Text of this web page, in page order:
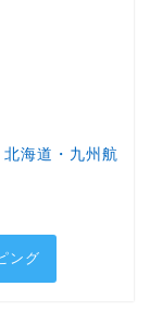
海道・九州航
ング